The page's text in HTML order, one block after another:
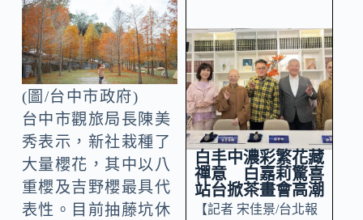
(圖/台中市政府)
台中市觀旅局長陳美
秀表示，新社栽種了
大量櫻花，其中以八
重櫻及吉野櫻最具代
表性。目前抽藤坑休
白丰中濃彩繁花藏
禪意 白嘉莉驚喜
站台掀茶畫會高潮
【記者 宋佳景/台北報